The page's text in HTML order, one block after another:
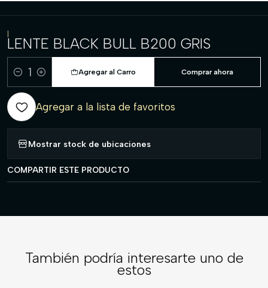
|
LENTE BLACK BULL B200 GRIS
Cantidad
Agregar al Carro Comprar ahora
Agregar a la lista de favoritos
Mostrar stock de ubicaciones
COMPARTIR ESTE PRODUCTO
También podría interesarte uno de
estos